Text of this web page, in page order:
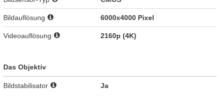
Bildauflösung 6000x4000 Pixel
Videoauflösung 2160p (4K)
Das Objektiv
Bildstabilisator Ja